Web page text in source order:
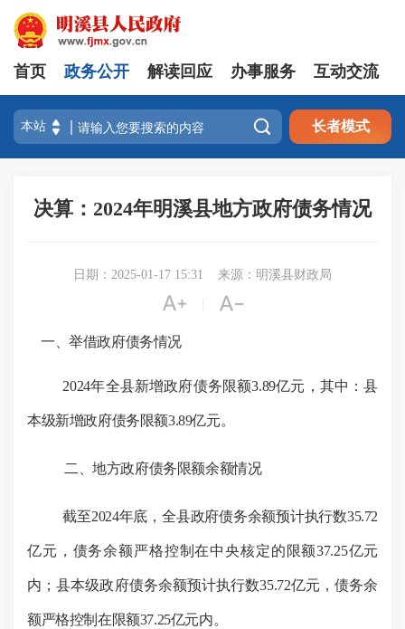
首页 政务公开 解读回应 办事服务 互动交流
 长者模式
决算：2024年明溪县地方政府债务情况
日期：2025-01-17 15:31 来源：明溪县财政局
 
一、举借政府债务情况
2024年全县新增政府债务限额3.89亿元， 其中：县
本级新增政府债务限额3.89亿元。
二、地方政府债务限额余额情况
截至2024年底，全县政府债务余额预计执行数35.72
亿元，债务余额严格控制在中央核定的限额37.25亿元
内； 县本级政府债务余额预计执行数35.72亿元，债务余
额严格控制在限额37.25亿元内。